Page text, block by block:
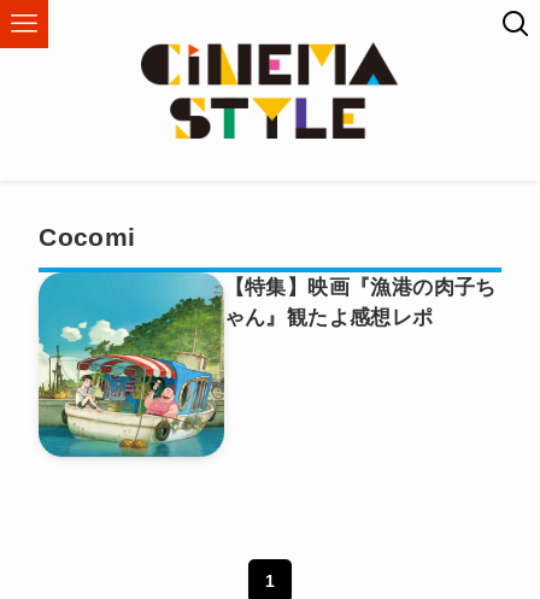
Cocomi
【特集】映画『漁港の肉子ち
ゃん』観たよ感想レポ
1